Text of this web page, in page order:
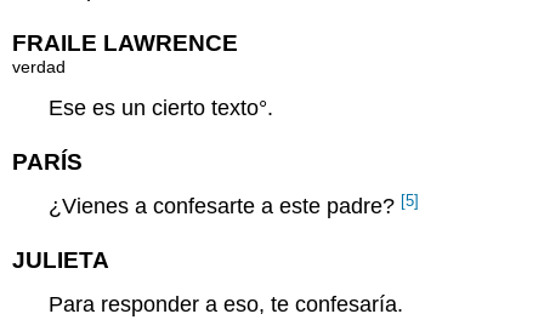
FRAILE LAWRENCE
verdad
Ese es un ciertotexto°.
PARÍS
¿Vienes a confesarte a este padre? [5]
JULIETA
Para responder a eso, te confesaría.